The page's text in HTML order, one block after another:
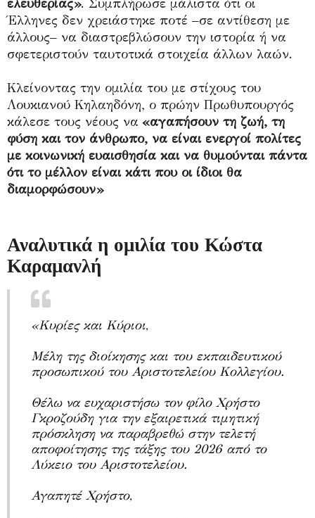
ελευθερίας». Συμπλήρωσε μάλιστα ότι οι
Έλληνες δεν χρειάστηκε ποτέ –σε αντίθεση με
άλλους– να διαστρεβλώσουν την ιστορία ή να
σφετεριστούν ταυτοτικά στοιχεία άλλων λαών.
Κλείνοντας την ομιλία του με στίχους του
Λουκιανού Κηλαηδόνη, ο πρώην Πρωθυπουργός
κάλεσε τους νέους να «αγαπήσουν τη ζωή, τη
φύση και τον άνθρωπο, να είναι ενεργοί πολίτες
με κοινωνική ευαισθησία και να θυμούνται πάντα
ότι το μέλλον είναι κάτι που οι ίδιοι θα
διαμορφώσουν»
Αναλυτικά η ομιλία του Κώστα
Καραμανλή
«Κυρίες και Κύριοι,
Μέλη της διοίκησης και του εκπαιδευτικού
προσωπικού του Αριστοτελείου Κολλεγίου.
Θέλω να ευχαριστήσω τον φίλο Χρήστο
Γκροζούδη για την εξαιρετικά τιμητική
πρόσκληση να παραβρεθώ στην τελετή
αποφοίτησης της τάξης του 2026 από το
Λύκειο του Αριστοτελείου.
Αγαπητέ Χρήστο,